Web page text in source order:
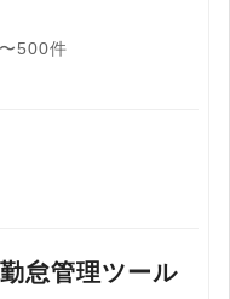
500件
怠管理ツール